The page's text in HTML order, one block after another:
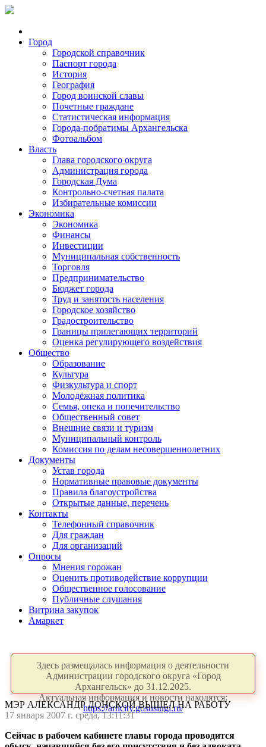
Город
Городской справочник
Паспорт города
История
География
Город воинской славы
Почетные граждане
Статистическая информация
Города-побратимы Архангельска
Фотоальбом
Власть
Глава городского округа
Администрация города
Городская Дума
Контрольно-счетная палата
Избирательные комиссии
Экономика
Экономика
Финансы
Инвестиции
Муниципальная собственность
Торговля
Предпринимательство
Бюджет города
Труд и занятость населения
Городское хозяйство
Градостроительство
Границы прилегающих территорий
Оценка регулирующего воздействия
Общество
Образование
Культура
Физкультура и спорт
Молодёжная политика
Семья, опека и попечительство
Общественный совет
Внешние связи и туризм
Муниципальный контроль
Комиссия по делам несовершеннолетних
Документы
Устав города
Нормативные правовые документы
Правила благоустройства
Открытые данные, перечень
Контакты
Телефонный справочник
Для граждан
Для организаций
Опросы
Мнения горожан
Оценить противодействие коррупции
Общественное голосование
Публичные слушания
Витрина закупок
Амаркет
Здесь размещалась информация о деятельности
Администрации городского округа «Город
Архангельск» до 31.12.2025.
Актуальная информация и новости находятся:
https://arhcity.gosuslugi.ru/
МЭР АЛЕКСАНДР ДОНСКОЙ ВЫШЕЛ НА РАБОТУ
17 января 2007 г. среда, 13:11:31
Сейчас в рабочем кабинете главы города проводится